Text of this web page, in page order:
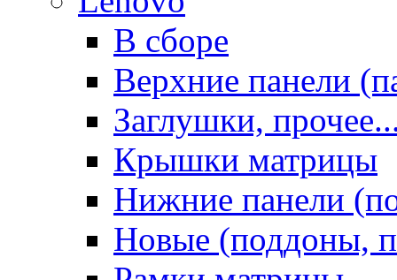
В сборе
Верхние панели
Заглушки,
Крышки матрицы
Нижние панели
Новые (поддоны,